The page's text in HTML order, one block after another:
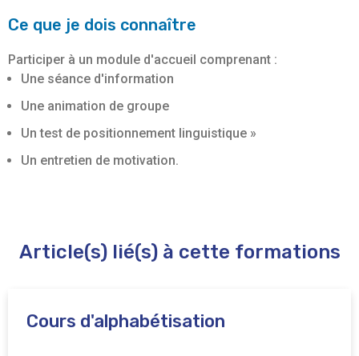
Ce que je dois connaître
Participer à un module d'accueil comprenant :
Une séance d'information
Une animation de groupe
Un test de positionnement linguistique »
Un entretien de motivation.
Article(s) lié(s) à cette formations
Cours d'alphabétisation